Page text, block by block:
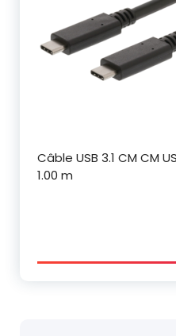
Câble USB 3.1 CM CM
1.00 m